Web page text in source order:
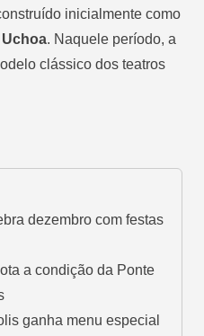
inicialmente como
. Naquele período, a
clássico dos teatros
dezembro com festas
a condição da Ponte
ganha menu especial